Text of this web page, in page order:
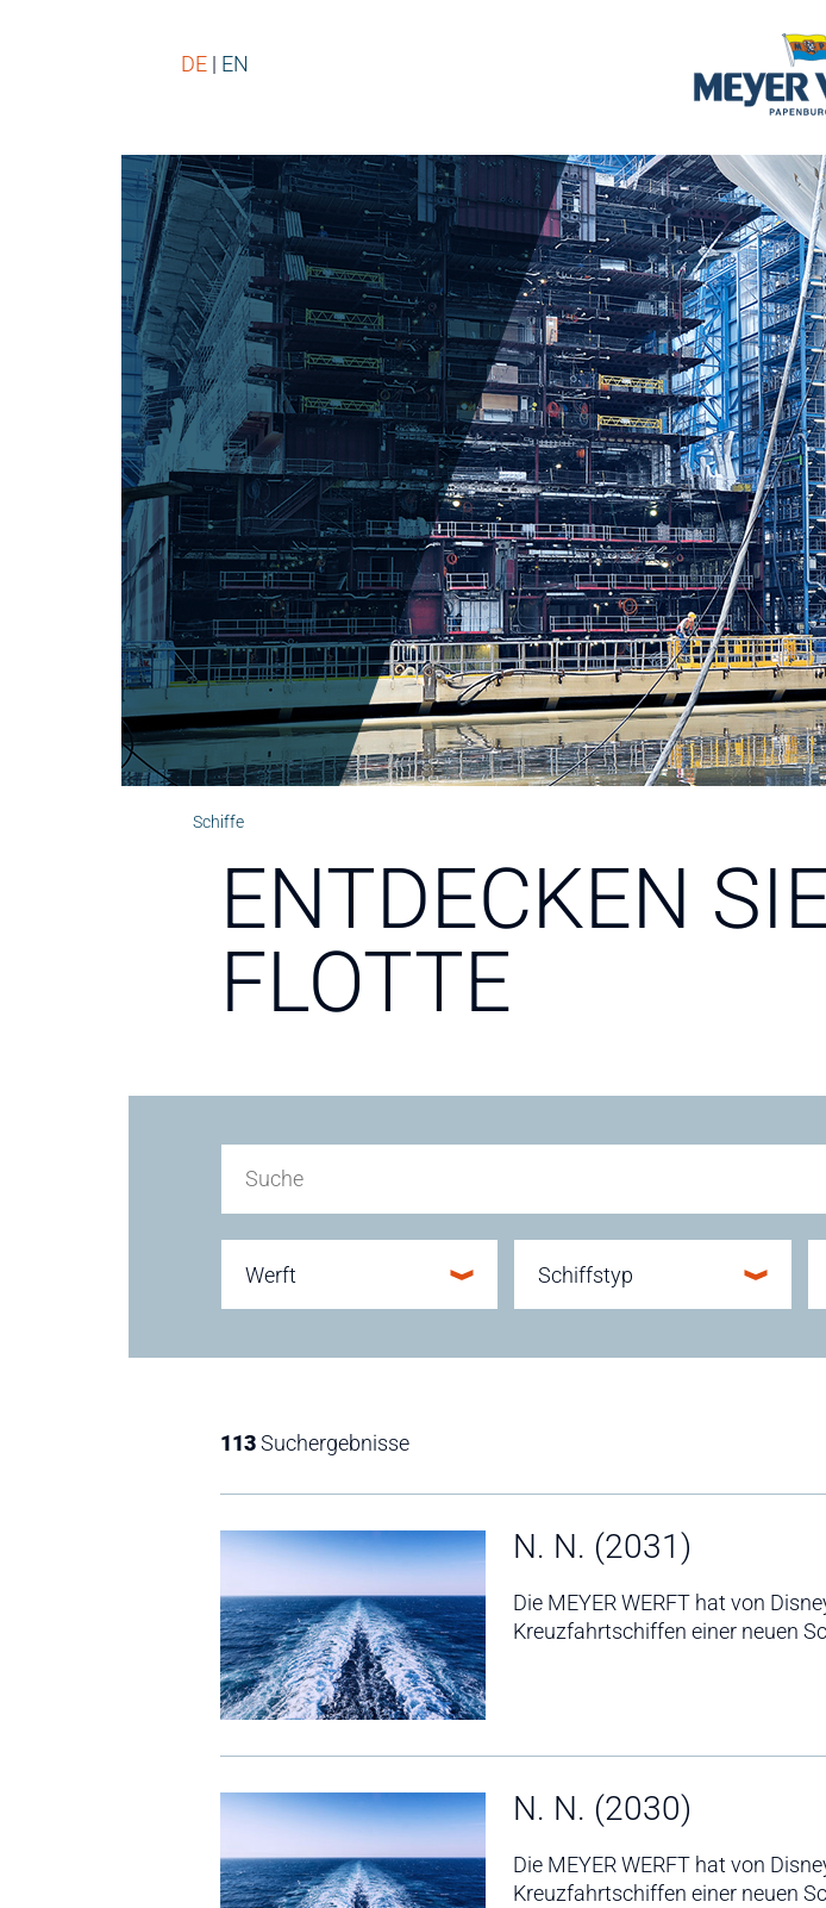
DE EN
Schiffe
ENTDECKEN
FLOTTE
Werft Schiffstyp
113Suchergebnisse
N. N. (2031)
Die MEYER WERFT hat von
Kreuzfahrtschiffen einer neuen
N. N. (2030)
Die MEYER WERFT hat von
Kreuzfahrtschiffen einer neuen